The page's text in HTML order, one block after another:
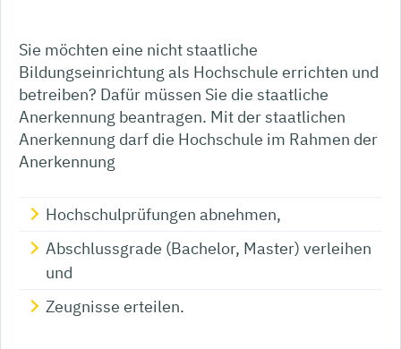
Sie möchten eine nicht staatliche
Bildungseinrichtung als Hochschule errichten und
betreiben? Dafür müssen Sie die staatliche
Anerkennung beantragen. Mit der staatlichen
Anerkennung darf die Hochschule im Rahmen der
Anerkennung
Hochschulprüfungen abnehmen,
Abschlussgrade (Bachelor, Master) verleihen
und
Zeugnisse erteilen.